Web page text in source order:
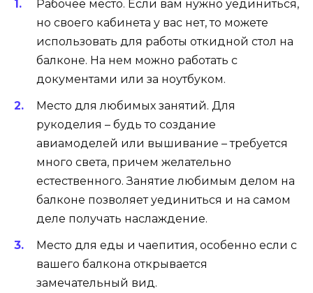
Рабочее место. Если вам нужно уединиться,
но своего кабинета у вас нет, то можете
использовать для работы откидной стол на
балконе. На нем можно работать с
документами или за ноутбуком.
Место для любимых занятий. Для
рукоделия – будь то создание
авиамоделей или вышивание – требуется
много света, причем желательно
естественного. Занятие любимым делом на
балконе позволяет уединиться и на самом
деле получать наслаждение.
Место для еды и чаепития, особенно если с
вашего балкона открывается
замечательный вид.